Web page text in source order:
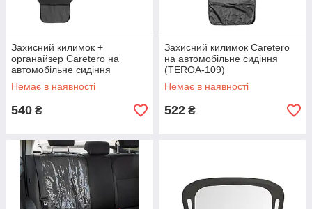
Захисний килимок +
органайзер Caretero на
автомобільне сидіння
(TEROA-1150)
Немає в наявності
540 ₴
Захисний килимок Caretero
на автомобільне сидіння
(TEROA-109)
Немає в наявності
522 ₴